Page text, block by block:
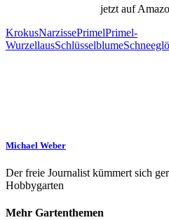
jetzt auf
KrokusNarzissePrimelPrimel-
WurzellausSchlüsselblume
Michael Weber
Der freie Journalist kümmert sich
Hobbygarten
Mehr Gartenthemen